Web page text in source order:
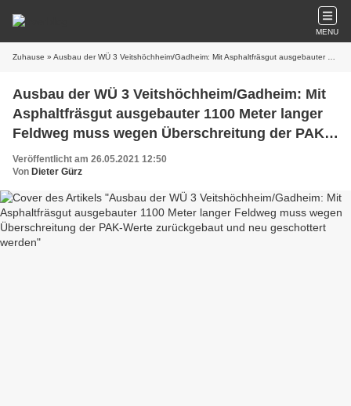
MENU
Zuhause » Ausbau der WÜ 3 Veitshöchheim/Gadheim: Mit Asphaltfräsgut ausgebauter 1100 Meter langer Feldweg muss wegen Überschreitung der PAK-Werte zurückgebaut und neu geschottert werden
Ausbau der WÜ 3 Veitshöchheim/Gadheim: Mit
Asphaltfräsgut ausgebauter 1100 Meter langer
Feldweg muss wegen Überschreitung der PAK-
Werte zurückgebaut und neu geschottert
werden
Veröffentlicht am 26.05.2021 12:50
Von Dieter Gürz